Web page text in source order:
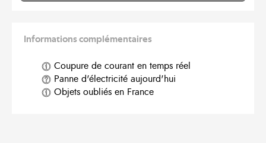
Informations complémentaires
Coupure de courant en temps réel
Panne d'électricité aujourd'hui
Objets oubliés en France